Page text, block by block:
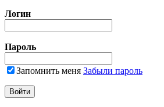
Логин
Пароль
Запомнить меня Забыли пароль